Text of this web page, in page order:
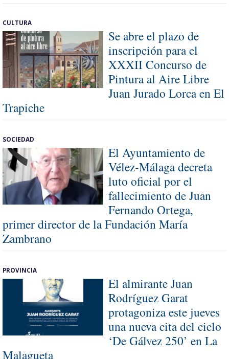
CULTURA
Se abre el plazo de
inscripción para el
XXXII Concurso de
Pintura al Aire Libre
Juan Jurado Lorca en El
Trapiche
SOCIEDAD
El Ayuntamiento de
Vélez-Málaga decreta
luto oficial por el
fallecimiento de Juan
Fernando Ortega,
primer director de la Fundación María
Zambrano
PROVINCIA
El almirante Juan
Rodríguez Garat
protagoniza este jueves
una nueva cita del ciclo
‘De Gálvez 250’ en La
Malagueta